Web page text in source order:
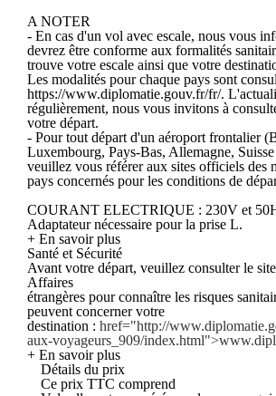
A NOTER
- En cas d'un vol avec escale, nous vous
devrez être conforme aux formalités
trouve votre escale ainsi que votre
Les modalités pour chaque pays sont
https://www.diplomatie.gouv.fr/fr/.
régulièrement, nous vous invitons à
votre départ.
- Pour tout départ d'un aéroport frontalier
Luxembourg, Pays-Bas, Allemagne,
veuillez vous référer aux sites officiels des
pays concernés pour les conditions de
COURANT ELECTRIQUE : 230V et
Adaptateur nécessaire pour la prise L.
+ En savoir plus
Santé et Sécurité
Avant votre départ, veuillez consulter le
Affaires
étrangères pour connaître les risques
peuvent concerner votre
destination : href="http://
aux-voyageurs_909/
+ En savoir plus
Détails du prix
Ce prix TTC comprend